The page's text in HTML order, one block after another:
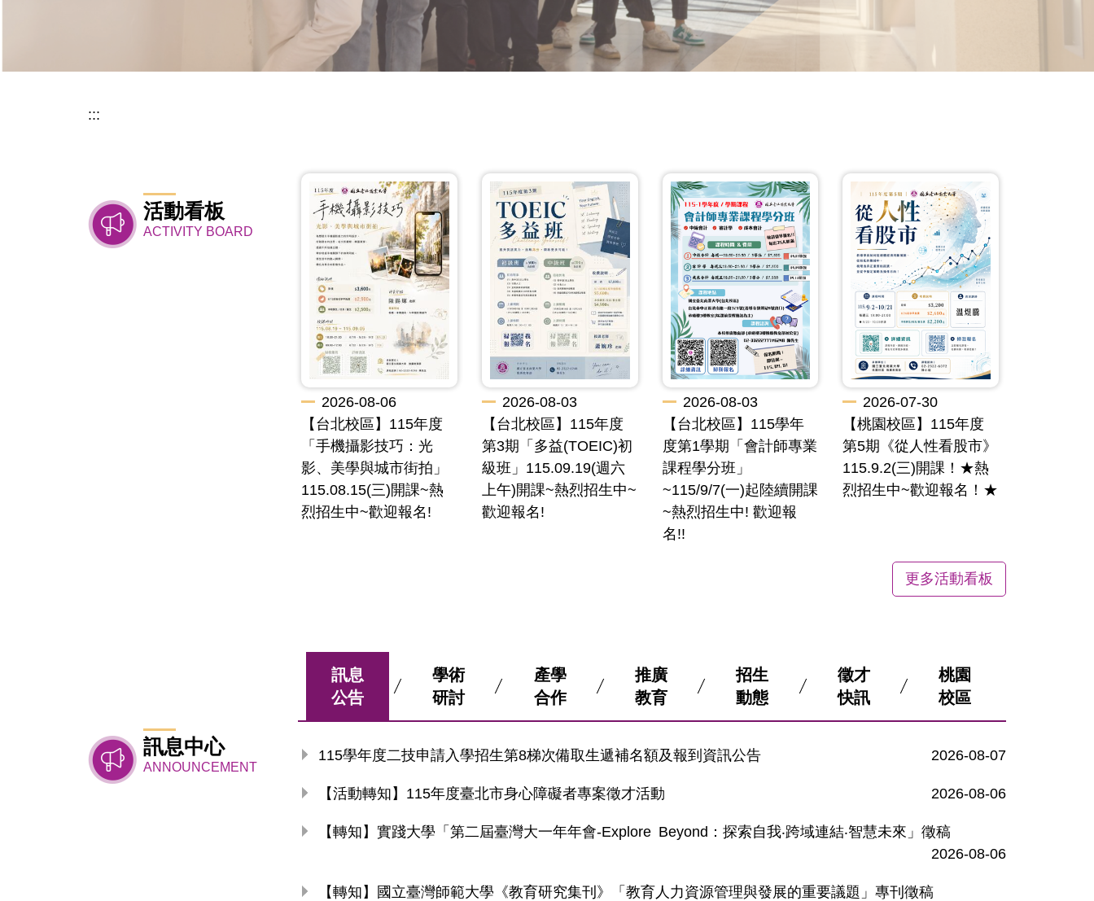
:::
活動看板
ACTIVITY BOARD
2026-08-06
【台北校區】115年度
「手機攝影技巧：光
影、美學與城市街拍」
115.08.15(三)開課~熱
烈招生中~歡迎報名!
2026-08-03
【台北校區】115年度
第3期「多益(TOEIC)初
級班」115.09.19(週六
上午)開課~熱烈招生中~
歡迎報名!
2026-08-03
【台北校區】115學年
度第1學期「會計師專業
課程學分班」
~115/9/7(一)起陸續開課
~熱烈招生中! 歡迎報
名!!
2026-07-30
【桃園校區】115年度
第5期《從人性看股市》
115.9.2(三)開課！★熱
烈招生中~歡迎報名！★
更多活動看板
訊息中心
ANNOUNCEMENT
訊息
公告
學術
研討
產學
合作
推廣
教育
招生
動態
徵才
快訊
桃園
校區
115學年度二技申請入學招生第8梯次備取生遞補名額及報到資訊公告 2026-08-07
【活動轉知】115年度臺北市身心障礙者專案徵才活動 2026-08-06
【轉知】實踐大學「第二屆臺灣大一年年會-Explore Beyond：探索自我‧跨域連結‧智慧未來」徵稿
2026-08-06
【轉知】國立臺灣師範大學《教育研究集刊》「教育人力資源管理與發展的重要議題」專刊徵稿